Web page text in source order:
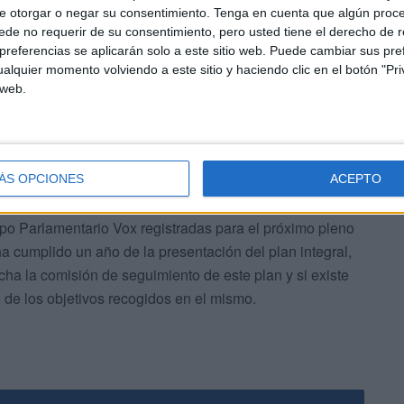
otorgar o negar su consentimiento. Tenga en cuenta que algún
no requerir de su consentimiento, pero usted tiene el derecho de
se aplicarán solo a este sitio web. Puede cambiar sus
momento volviendo a este sitio y haciendo clic en el botón
OPCIONES ACEPTO
Redondo, “dan la razón a Vox”. “Vemos que las
que acaban en un cajón hasta el próximo plan
denominar”, señala el presidente de Vox Ceuta.
Parlamentario Vox registradas para el próximo pleno
cumplido un año de la presentación del plan integral,
la comisión de seguimiento de este plan y si existe
los objetivos recogidos en el mismo.